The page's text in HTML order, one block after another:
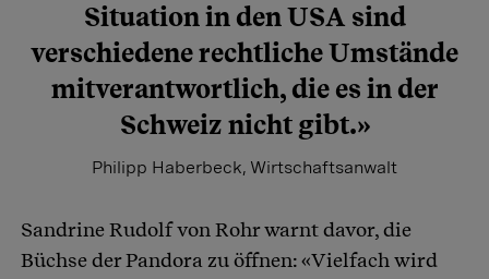
Situation in den USA sind
verschiedene rechtliche Umstände
mitverantwortlich, die es in der
Schweiz nicht gibt.»
Philipp Haberbeck, Wirtschaftsanwalt
Sandrine Rudolf von Rohr warnt davor, die
Büchse der Pandora zu öffnen: «Vielfach wird